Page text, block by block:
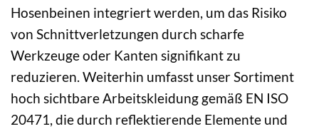
Hosenbeinen integriert werden, um das Risiko
von Schnittverletzungen durch scharfe
Werkzeuge oder Kanten signifikant zu
reduzieren. Weiterhin umfasst unser Sortiment
hoch sichtbare Arbeitskleidung gemäß EN ISO
20471, die durch reflektierende Elemente und